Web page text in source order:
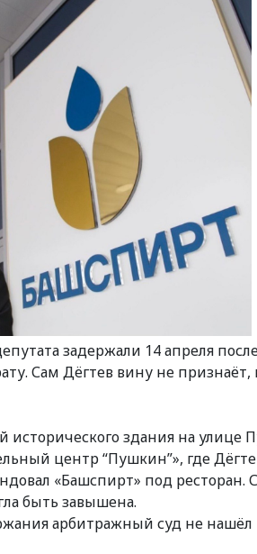
задержали 14 апреля
Сам Дёгтев вину не признаёт,
исторического здания на
центр “Пушкин”», где
«Башспирт» под ресторан.
быть завышена.
арбитражный суд не